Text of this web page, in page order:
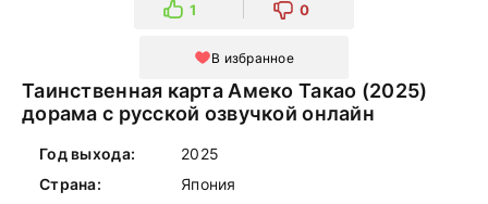
1 0
В избранное
Таинственная карта Амеко Такао (2025)
дорама с русской озвучкой онлайн
Год выхода:
2025
Страна:
Япония